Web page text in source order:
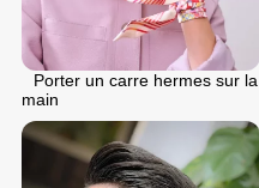
Porter un carre hermes sur la
main